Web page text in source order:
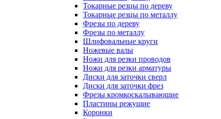
Токарные резцы по дереву
Токарные резцы по металлу
Фрезы по дереву
Фрезы по металлу
Шлифовальные круги
Ножевые валы
Ножи для резки проводов
Ножи для резки арматуры
Диски для заточки сверл
Диски для заточки фрез
Фрезы кромкоскалывающие
Пластины режущие
Коронки